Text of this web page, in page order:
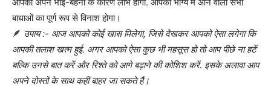
बाधाओं का पूर्ण रूप से विनाश होगा।
🪶 उपाय :- आज आपको कोई खास मिलेगा, जिसे देखकर आपको ऐसा लगेगा कि
आपकी तलाश खत्म हुई. अगर आपको ऐसा कुछ भी महसूस हो तो आप पीछे ना हटें
बल्कि उनसे बात करें और रिश्ते को आगे बढ़ाने की कोशिश करें. इसके अलावा आप
अपने दोस्तों के साथ कहीं बाहर जा सकते हैं।